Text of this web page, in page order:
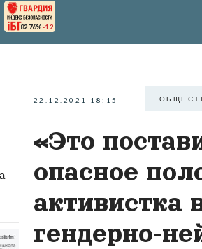
82.76% -1.2
22.12.2021 18:15
«Это
опасное
активистка
гендерно-